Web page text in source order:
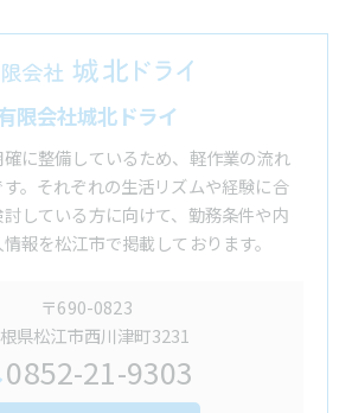
限会社城北ドライ
に整備しているため、軽作業の流れ
。それぞれの生活リズムや経験に合
している方に向けて、勤務条件や内
報を松江市で掲載しております。
〒690-0823
県松江市西川津町3231
0852-21-9303